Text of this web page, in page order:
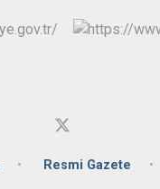
Resmi Gazete